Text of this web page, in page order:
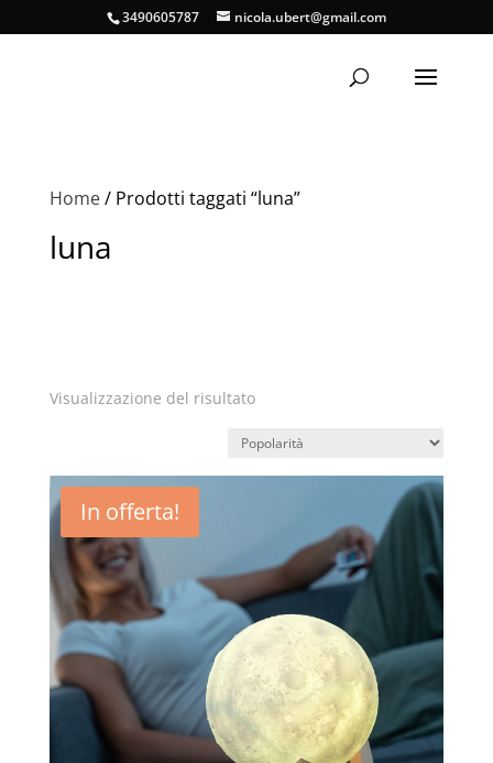
3490605787 nicola.ubert@gmail.com
Home/ Prodotti taggati “luna”
luna
Visualizzazione del risultato
In offerta!